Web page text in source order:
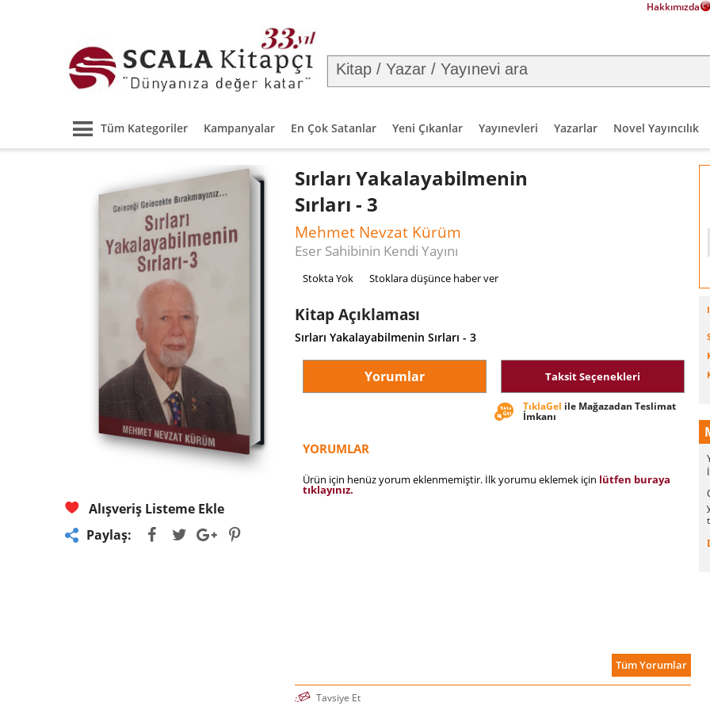
Hakkımızda
Tüm Kategoriler Kampanyalar En Çok Satanlar Yeni Çıkanlar Yayınevleri Yazarlar Novel Yayıncılık
Alışveriş Listeme Ekle
Paylaş:
Sırları Yakalayabilmenin
Sırları - 3
Mehmet Nevzat Kürüm
Eser Sahibinin Kendi Yayını
Stokta Yok Stoklara düşünce haber ver
Kitap Açıklaması
Sırları Yakalayabilmenin Sırları - 3
Yorumlar Taksit Seçenekleri
TıklaGel ile Mağazadan Teslimat
İmkanı
YORUMLAR
Ürün için henüz yorum eklenmemiştir. İlk yorumu eklemek için lütfen buraya
tıklayınız.
Tüm Yorumlar
Tavsiye Et